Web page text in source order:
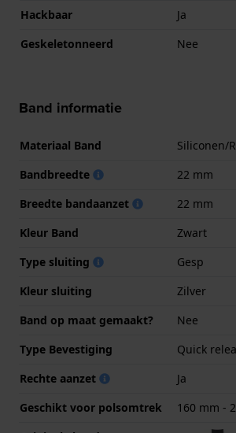
Hackbaar
Ja
Geskeletonneerd
Nee
Band informatie
Materiaal Band
Siliconen/
Bandbreedte
22 mm
Breedte bandaanzet
22 mm
Kleur Band
Zwart
Type sluiting
Gesp
Kleur sluiting
Zilver
Band op maat gemaakt?
Nee
Type Bevestiging
Quick
Rechte aanzet
Ja
Geschikt voor polsomtrek
160 mm -